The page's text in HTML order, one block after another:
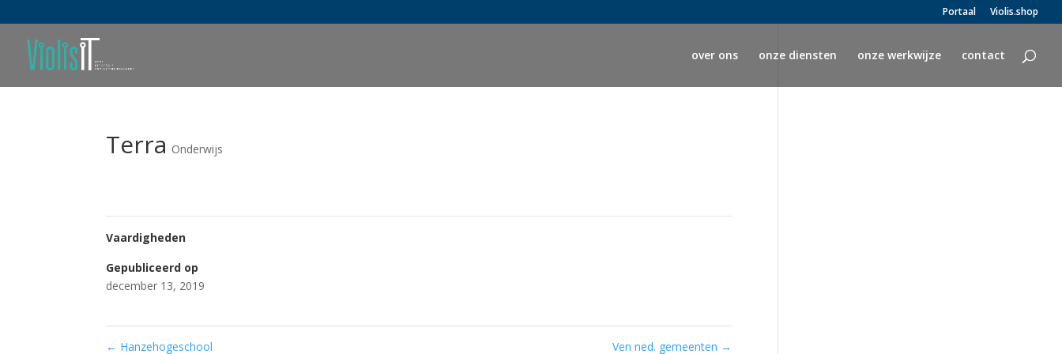
Portaal Violis.shop
over ons onze diensten onze werkwijze contact
Terra Onderwijs
Vaardigheden
Gepubliceerd op
december 13, 2019
← Hanzehogeschool Ven ned. gemeenten →